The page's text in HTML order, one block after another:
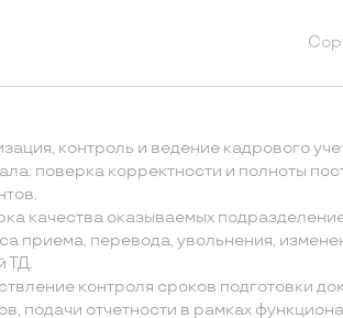
контроль и ведение кадрового
поверка корректности и полноты
качества оказываемых
приема, перевода, увольнения,
ТД.
контроля сроков подготовки
подачи отчетности в рамках